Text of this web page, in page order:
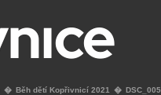
� Běh dětí Kopřivnicí 2021 �